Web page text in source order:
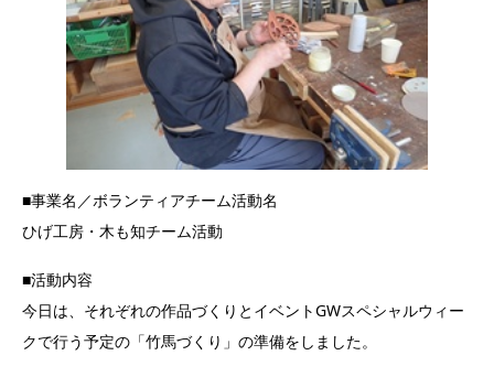
■事業名／ボランティアチーム活動名
ひげ工房・木も知チーム活動
■活動内容
今日は、それぞれの作品づくりとイベントGWスペシャルウィー
クで行う予定の「竹馬づくり」の準備をしました。